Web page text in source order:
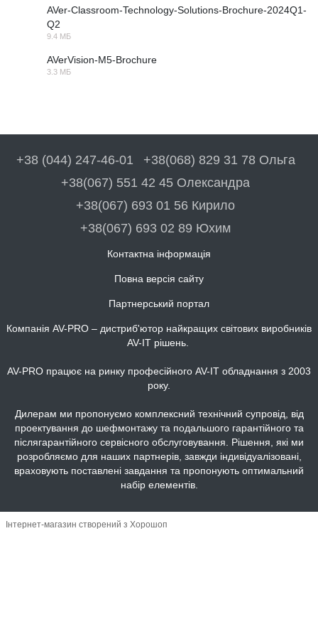
AVer-Classroom-Technology-Solutions-Brochure-2024Q1-
Q2
9.4 МБ
AVerVision-M5-Brochure
3.3 МБ
+38 (044) 247-46-01
+38(068) 829 31 78 Ольга
+38(067) 551 42 45 Олександра
+38(067) 693 01 56 Кирило
+38(067) 693 02 89 Юхим
Контактна інформація
Повна версія сайту
Партнерський портал
Компанія AV-PRO – дистриб'ютор найкращих світових виробників
AV-IT рішень.
AV-PRO працює на ринку професійного AV-IT обладнання з 2003
року.
Дилерам ми пропонуємо комплексний технічний супровід, від
проектування до шефмонтажу та подальшого гарантійного та
післягарантійного сервісного обслуговування. Рішення, які ми
розробляємо для наших партнерів, завжди індивідуалізовані,
враховують поставлені завдання та пропонують оптимальний
набір елементів.
Інтернет-магазин створений з Хорошоп